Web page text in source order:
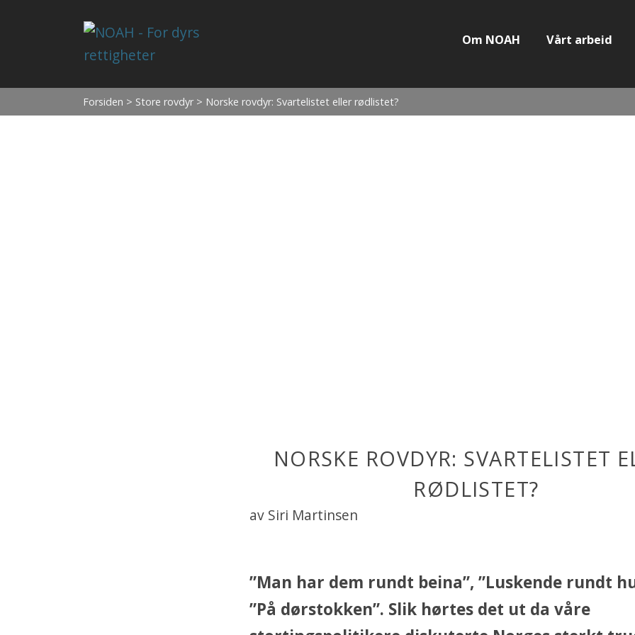
Om NOAH Vårt arbeid
Forsiden > Store rovdyr > Norske rovdyr: Svartelistet eller rødlistet?
NORSKE ROVDYR: SVARTELISTET
RØDLISTET?
av Siri Martinsen
”Man har dem rundt beina”, ”Luskende rundt
”På dørstokken”. Slik hørtes det ut da våre